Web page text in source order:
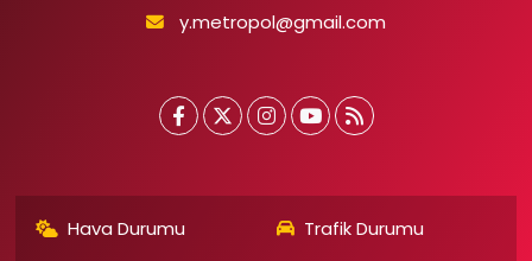
y.metropol@gmail.com
Hava Durumu
Trafik Durumu